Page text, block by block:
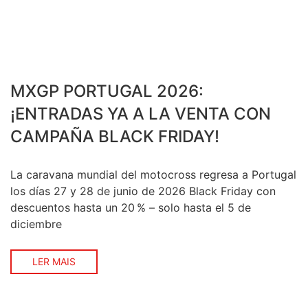
MXGP PORTUGAL 2026:
¡ENTRADAS YA A LA VENTA CON
CAMPAÑA BLACK FRIDAY!
La caravana mundial del motocross regresa a Portugal
los días 27 y 28 de junio de 2026 Black Friday con
descuentos hasta un 20 % – solo hasta el 5 de
diciembre
LER MAIS